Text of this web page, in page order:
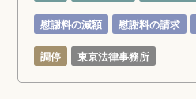
慰謝料の減額 慰謝料の請求
調停 東京法律事務所